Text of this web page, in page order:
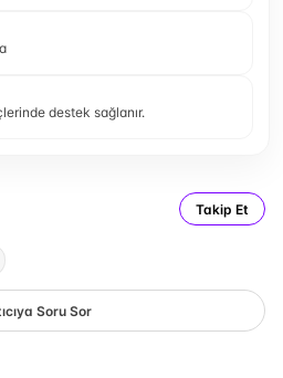
destek sağlanır.
Takip Et
Soru Sor